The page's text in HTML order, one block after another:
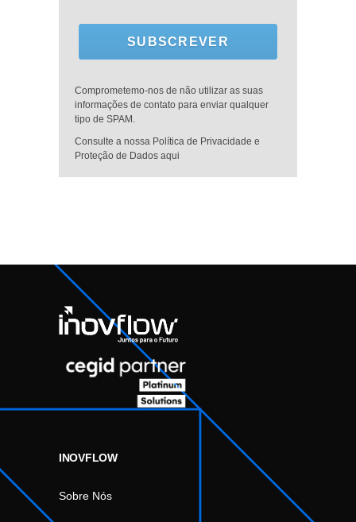
SUBSCREVER
Comprometemo-nos de não utilizar as suas
informações de contato para enviar qualquer
tipo de SPAM.
Consulte a nossa Política de Privacidade e
Proteção de Dados aqui
INOVFLOW
Sobre Nós